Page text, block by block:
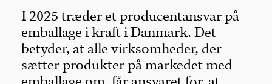
I 2025 træder et producentansvar på
emballage i kraft i Danmark. Det
betyder, at alle virksomheder, der
sætter produkter på markedet med